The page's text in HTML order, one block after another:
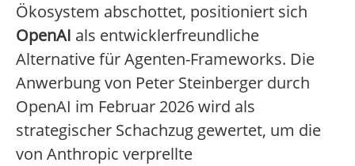
Ökosystem abschottet, positioniert sich
OpenAI als entwicklerfreundliche
Alternative für Agenten-Frameworks. Die
Anwerbung von Peter Steinberger durch
OpenAI im Februar 2026 wird als
strategischer Schachzug gewertet, um die
von Anthropic verprellte